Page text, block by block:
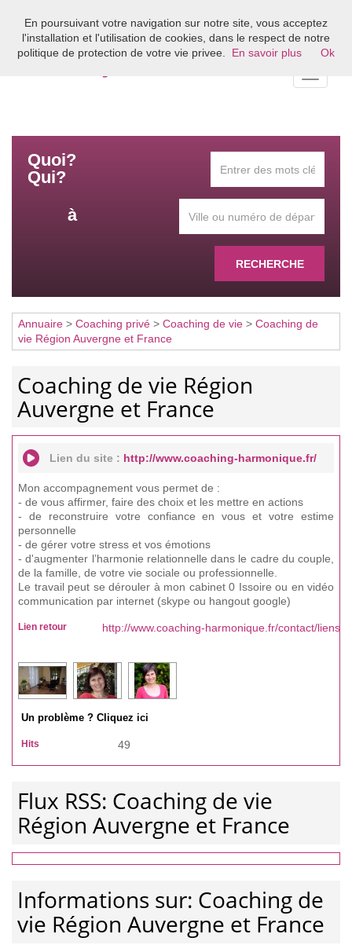
Bienvenue sur l'annuaire du coaching en France
Quoi?
Qui?
à
RECHERCHE
Annuaire > Coaching privé > Coaching de vie > Coaching de
vie Région Auvergne et France
Coaching de vie Région
Auvergne et France
Lien du site : http://www.coaching-harmonique.fr/
Mon accompagnement vous permet de :
- de vous affirmer, faire des choix et les mettre en actions
- de reconstruire votre confiance en vous et votre estime
personnelle
- de gérer votre stress et vos émotions
- d'augmenter l’harmonie relationnelle dans le cadre du couple,
de la famille, de votre vie sociale ou professionnelle.
Le travail peut se dérouler à mon cabinet 0 Issoire ou en vidéo
communication par internet (skype ou hangout google)
Lien retour http://www.coaching-harmonique.fr/contact/liens-
Un problème ? Cliquez ici
Hits 49
Flux RSS: Coaching de vie
Région Auvergne et France
Informations sur: Coaching de
vie Région Auvergne et France
En poursuivant votre navigation sur notre site, vous acceptez
l'installation et l'utilisation de cookies, dans le respect de notre
politique de protection de votre vie privee.
En savoir plus Ok